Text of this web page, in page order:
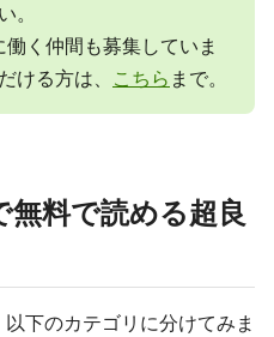
。
く仲間も募集していま
ける方は、 こちら まで。
料で読める超良
下のカテゴリに分けてみま